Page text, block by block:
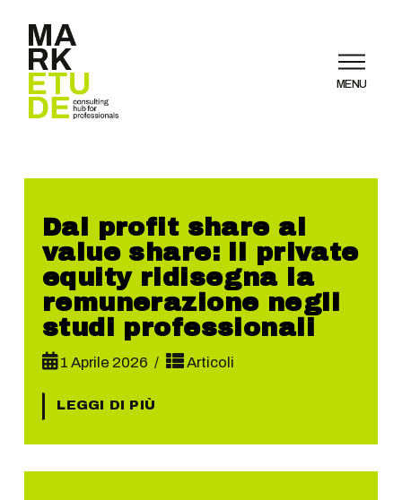
MENU
Dal profit share al
value share: il private
equity ridisegna la
remunerazione negli
studi professionali
1 Aprile 2026 Articoli
LEGGI DI PIÙ